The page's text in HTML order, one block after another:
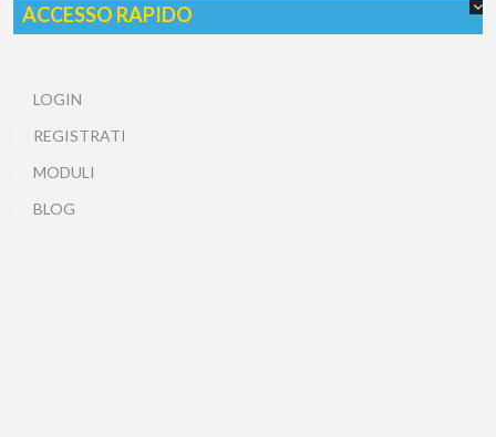
ACCESSO RAPIDO
LOGIN
REGISTRATI
MODULI
BLOG